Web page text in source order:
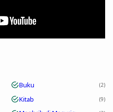
Buku 2
Kitab 9